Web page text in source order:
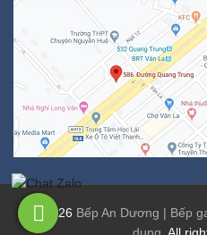
© 2026 Bếp An Dương | Bếp
dụng . All